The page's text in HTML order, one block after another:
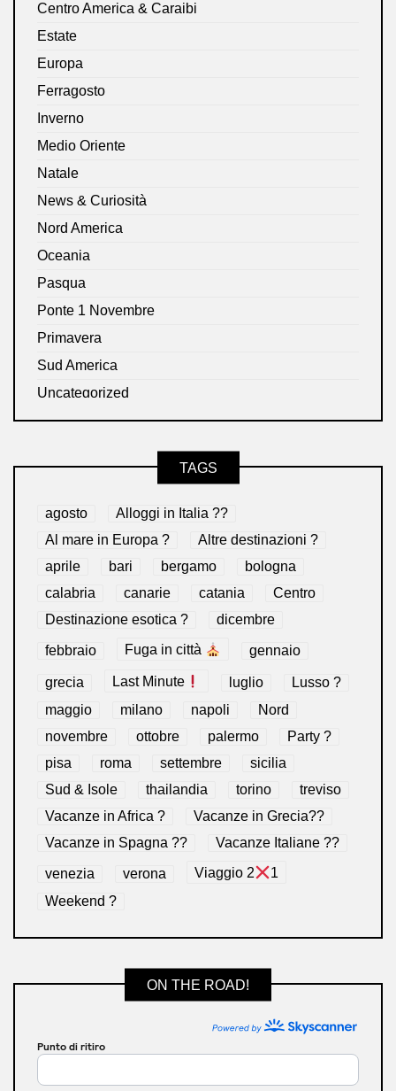
Centro America & Caraibi
Estate
Europa
Ferragosto
Inverno
Medio Oriente
Natale
News & Curiosità
Nord America
Oceania
Pasqua
Ponte 1 Novembre
Primavera
Sud America
Uncategorized
TAGS
agosto
Alloggi in Italia ??
Al mare in Europa ?️
Altre destinazioni ?
aprile
bari bergamo
bologna
calabria
canarie catania
Centro
Destinazione esotica ?
dicembre
febbraio Fuga in città gennaio
grecia Last Minute luglio
Lusso ?
maggio
milano napoli
Nord
novembre
ottobre palermo
Party ?
pisa
roma settembre
sicilia
Sud & Isole
thailandia torino
treviso
Vacanze in Africa ?
Vacanze in Grecia??
Vacanze in Spagna ??
Vacanze Italiane ??
venezia verona Viaggio 2
1
Weekend ?
ON THE ROAD!